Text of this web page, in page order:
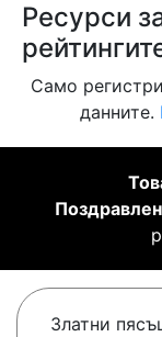
Ресурси
Само
данните.
Златни